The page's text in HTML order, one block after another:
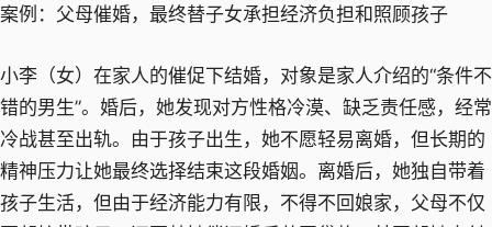
案例：父母催婚，最终替子女承担经济负担和照顾孩子
小李（女）在家人的催促下结婚，对象是家人介绍的“条件不
错的男生”。婚后，她发现对方性格冷漠、缺乏责任感，经常
冷战甚至出轨。由于孩子出生，她不愿轻易离婚，但长期的
精神压力让她最终选择结束这段婚姻。离婚后，她独自带着
孩子生活，但由于经济能力有限，不得不回娘家，父母不仅